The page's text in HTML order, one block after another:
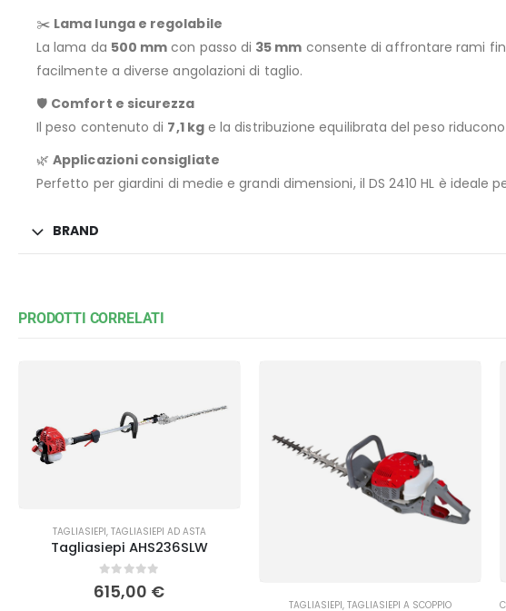
✂️ Lama lunga e regolabile
La lama da 500 mm con passo di 35 mm consente di affrontare rami
facilmente a diverse angolazioni di taglio.
🛡️ Comfort e sicurezza
Il peso contenuto di 7,1 kge la distribuzione equilibrata del peso
🌿Applicazioni consigliate
Perfetto per giardini di medie e grandi dimensioni, il DS 2410 HL è
BRAND
PRODOTTI CORRELATI
TAGLIASIEPI, TAGLIASIEPI AD ASTA
Tagliasiepi AHS236SLW
0Su 5
615,00 €
TAGLIASIEPI, TAGLIASIEPI A SCOPPIO